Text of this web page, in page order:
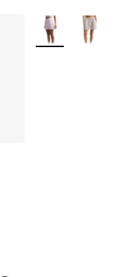
Plus de couleurs